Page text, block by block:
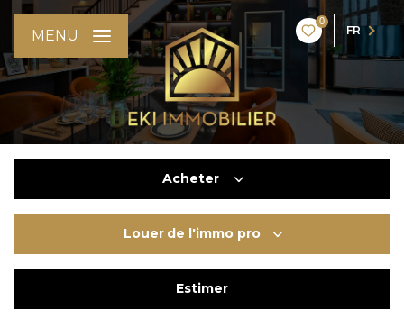
0
FR
MENU
Acheter
Du neuf
Louer de l'immo pro
Estimer